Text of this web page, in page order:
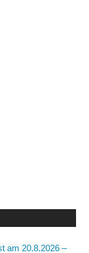
am 20.8.2026 –